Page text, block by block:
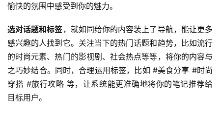
愉快的氛围中感受到你的魅力。
选对话题和标签，就如同给你的内容装上了导航，能让更多
感兴趣的人找到它。关注当下的热门话题和趋势，比如流行
的时尚元素、热门的影视剧、社会热点等等，将你的内容与
之巧妙结合。同时，合理运用标签，比如 #美食分享 #时尚
穿搭 #旅行攻略 等，让系统能更准确地将你的笔记推荐给
目标用户。